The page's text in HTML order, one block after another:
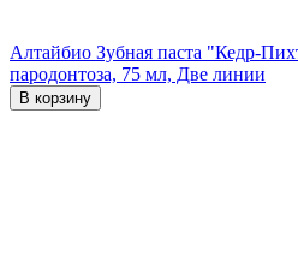
Алтайбио Зубная паста "Кедр-
пародонтоза, 75 мл, Две линии
В корзину